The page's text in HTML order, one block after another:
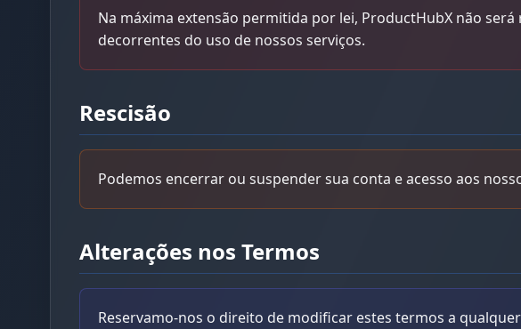
Na máxima extensão permitida por lei, ProductHubX não
decorrentes do uso de nossos serviços.
Rescisão
Podemos encerrar ou suspender sua conta e acesso aos
Alterações nos Termos
Reservamo-nos o direito de modificar estes termos a